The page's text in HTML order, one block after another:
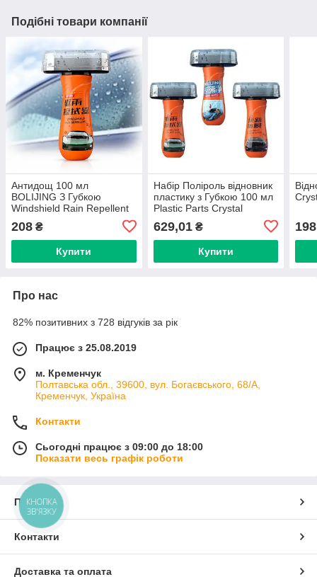
Подібні товари компанії
Антидощ 100 мл
BOLIJING З Губкою
Windshield Rain Repellent
208 ₴
Купити
Набір Поліроль відновник
пластику з Губкою 100 мл
Plastic Parts Crystal
629,01₴
Купити
198
Про нас
82% позитивних з 728 відгуків за рік
Працює з 25.08.2019
м. Кременчук
Полтавська обл., 39600, вул. Богаєвського, 68/А,
Кременчук, Україна
Контакти
Сьогодні працює з 09:00 до 18:00
Показати весь графік роботи
Про нас
Контакти
Доставка та оплата
КНОПКА
ЗВ'ЯЗКУ